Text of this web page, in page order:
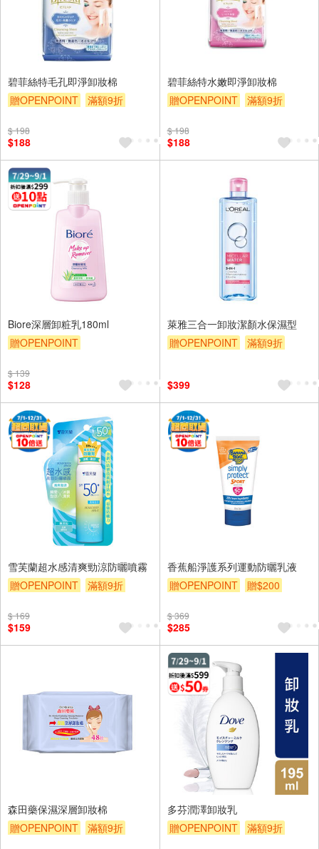
碧菲絲特毛孔即淨卸妝棉
贈OPENPOINT
滿額9折
$ 198
$188
碧菲絲特水嫩即淨卸妝棉
贈OPENPOINT
滿額9折
$ 198
$188
Biore深層卸粧乳180ml
贈OPENPOINT
贈$200
$ 139
$128
萊雅三合一卸妝潔顏水保濕型
贈OPENPOINT
滿額9折
$399
雪芙蘭超水感清爽勁涼防曬噴霧
贈OPENPOINT
滿額9折
$ 169
$159
香蕉船淨護系列運動防曬乳液
贈OPENPOINT
贈$200
$ 369
$285
森田藥保濕深層卸妝棉
贈OPENPOINT
滿額9折
多芬潤澤卸妝乳
贈OPENPOINT
滿額9折